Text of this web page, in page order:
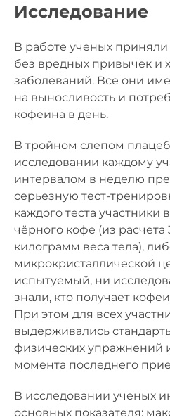
Исследование
В работе ученых приняли
без вредных привычек и
заболеваний. Все они
на выносливость и
кофеина в день.
В тройном слепом
исследовании каждому
интервалом в неделю
серьезную тест-
каждого теста
чёрного кофе (из
килограмм веса тела),
микрокристаллической
испытуемый, ни
знали, кто получает
При этом для всех
выдерживались
физических упражнений
момента последнего
В исследовании ученых
основных показателя: